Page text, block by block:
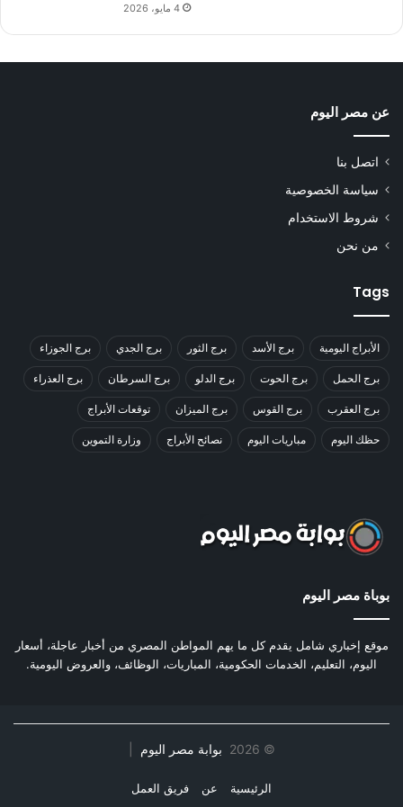
4 مايو، 2026
عن مصر اليوم
اتصل بنا
سياسة الخصوصية
شروط الاستخدام
من نحن
Tags
الأبراج اليومية برج الأسد برج الثور برج الجدي برج الجوزاء
برج الحمل برج الحوت برج الدلو برج السرطان برج العذراء
برج العقرب برج القوس برج الميزان توقعات الأبراج
حظك اليوم مباريات اليوم نصائح الأبراج وزارة التموين
بوباة مصر اليوم
موقع إخباري شامل يقدم كل ما يهم المواطن المصري من أخبار عاجلة، أسعار
اليوم، التعليم، الخدمات الحكومية، المباريات، الوظائف، والعروض اليومية.
©
2026 بوابة مصر اليوم
الرئيسية عن فريق العمل